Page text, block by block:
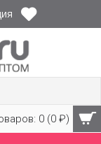
0 (0 ₽)